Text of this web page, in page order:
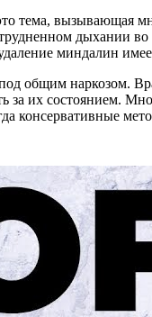
тема, вызывающая
дыхании
миндалин
общим наркозом.
за их состоянием.
консервативные